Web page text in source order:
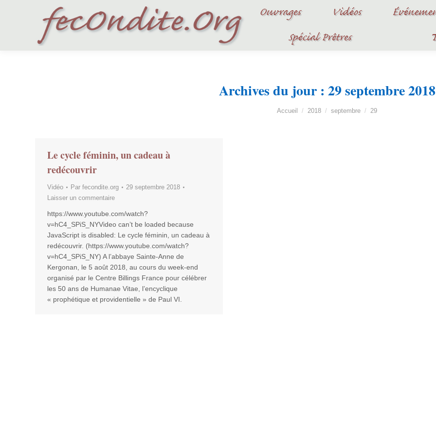
Ouvrages Vidéos
Spécial Prêtres
Archives du jour : 29 septembre 2018
Vous êtes ici :
Accueil 2018 septembre 29
Le cycle féminin, un cadeau à
redécouvrir
Vidéo Par fecondite.org
29 septembre 2018
Laisser un commentaire
https://www.youtube.com/watch?
v=hC4_SPiS_NYVideo can’t be loaded because
JavaScript is disabled: Le cycle féminin, un cadeau à
redécouvrir. (https://www.youtube.com/watch?
v=hC4_SPiS_NY) A l’abbaye Sainte-Anne de
Kergonan, le 5 août 2018, au cours du week-end
organisé par le Centre Billings France pour célébrer
les 50 ans de Humanae Vitae, l’encyclique
« prophétique et providentielle » de Paul VI.